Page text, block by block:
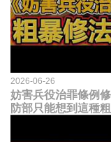
2026-06-26
妨害兵役治罪條例
防部只能想到這種